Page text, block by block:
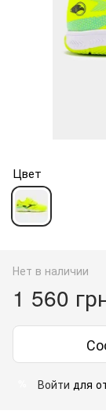
Цвет
Нет в наличии
1 560
Войти для